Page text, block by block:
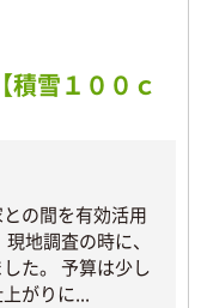
積雪１００ｃ
の間を有効活用
地調査の時に、
た。 予算は少し
がりに...